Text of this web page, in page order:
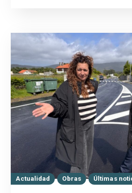
Actualidad Obras Últimas